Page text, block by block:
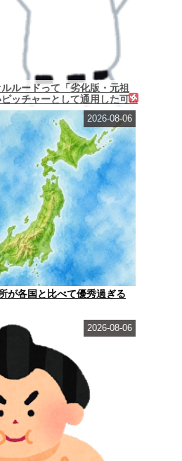
ルードって「劣化版・元祖
ッチャーとして通用した可...
が各国と比べて優秀過ぎる
2026-08-06
2026-08-06